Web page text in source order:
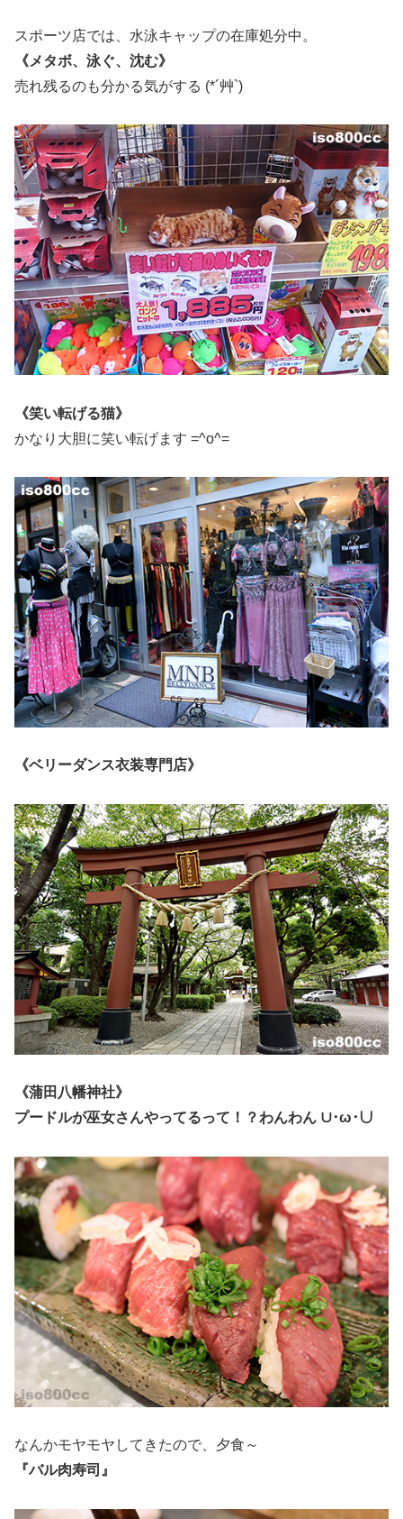
スポーツ店では、水泳キャップの在庫処分中。
《メタボ、泳ぐ、沈む》
売れ残るのも分かる気がする (*´艸`)
《笑い転げる猫》
かなり大胆に笑い転げます =^o^=
《ベリーダンス衣装専門店》
《蒲田八幡神社》
プードルが巫女さんやってるって！？わんわん ∪･ω･∪
なんかモヤモヤしてきたので、夕食～
『バル肉寿司』